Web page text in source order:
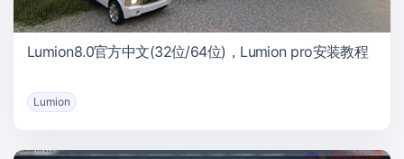
Lumion8.0官方中文(32位/64位)，Lumion pro安装教程
Lumion